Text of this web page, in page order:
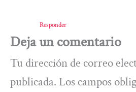
Responder
Deja un comentario
Tu dirección de correo
publicada. Los campos